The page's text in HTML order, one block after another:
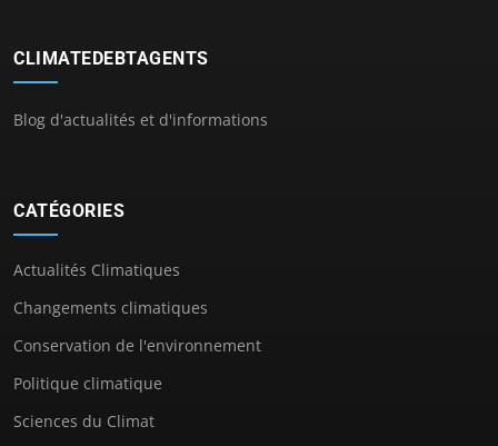
CLIMATEDEBTAGENTS
Blog d'actualités et d'informations
CATÉGORIES
Actualités Climatiques
Changements climatiques
Conservation de l'environnement
Politique climatique
Sciences du Climat